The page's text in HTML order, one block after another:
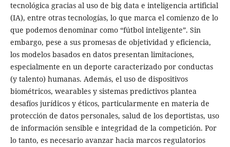
tecnológica gracias al uso de big data e inteligencia artificial
(IA), entre otras tecnologías, lo que marca el comienzo de lo
que podemos denominar como “fútbol inteligente”. Sin
embargo, pese a sus promesas de objetividad y eficiencia,
los modelos basados en datos presentan limitaciones,
especialmente en un deporte caracterizado por conductas
(y talento) humanas. Además, el uso de dispositivos
biométricos, wearables y sistemas predictivos plantea
desafíos jurídicos y éticos, particularmente en materia de
protección de datos personales, salud de los deportistas, uso
de información sensible e integridad de la competición. Por
lo tanto, es necesario avanzar hacia marcos regulatorios